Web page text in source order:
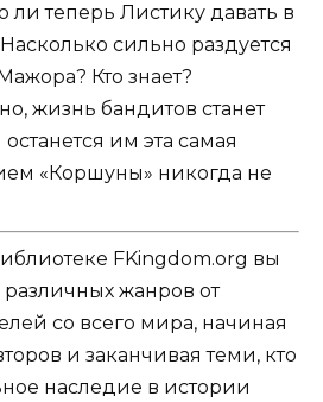
ли теперь Листику давать в
сильно раздуется
Кто знает?
жизнь бандитов станет
им эта самая
«Коршуны» никогда не
FKingdom.org вы
жанров от
со всего мира, начиная
и заканчивая теми, кто
наследие в истории